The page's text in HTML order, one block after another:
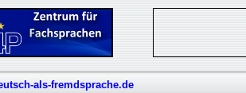
als-fremdsprache.de